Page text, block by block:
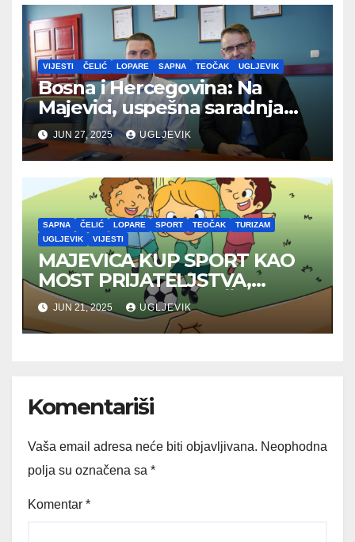
VIJESTI ČELIĆ LOPARE SAPNA TEOČAK UGLJEVIK
Bosna i Hercegovina: Na
Majevici, uspešna saradnja
između opština dva entiteta
JUN 27, 2025 UGLJEVIK
SAPNA ČELIĆ LOPARE SPORT TEOČAK
TURIZAM
UGLJEVIK
VIJESTI
MAJEVICA KUP SPORT KAO
MOST PRIJATELJSTVA,
RAZVOJA I ZAJEDNIŠTVA
JUN 21, 2025 UGLJEVIK
Komentariši
Vaša email adresa neće biti objavljivana. Neophodna
polja su označena sa *
Komentar *